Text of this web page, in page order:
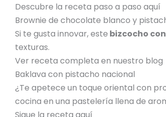
Descubre la receta paso a paso aquí
Brownie de chocolate blanco y
Si te gusta innovar, este bizcocho
texturas.
Ver receta completa en nuestro blog
Baklava con pistacho nacional
¿Te apetece un toque oriental con
cocina en una pastelería llena de